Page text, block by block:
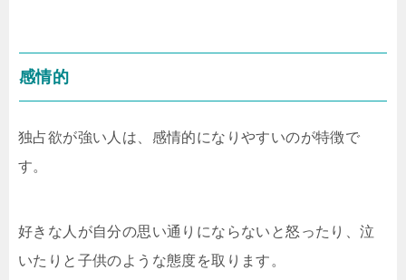
感情的
独占欲が強い人は、感情的になりやすいのが特徴で
す。
好きな人が自分の思い通りにならないと怒ったり、泣
いたりと子供のような態度を取ります。